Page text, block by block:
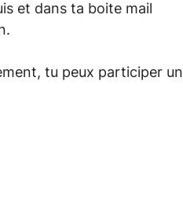
et dans ta boite mail
tu peux participer un